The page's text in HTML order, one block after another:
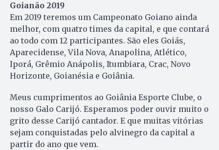
Goianão 2019
Em 2019 teremos um Campeonato Goiano ainda
melhor, com quatro times da capital, e que contará
ao todo com 12 participantes. São eles Goiás,
Aparecidense, Vila Nova, Anapolina, Atlético,
Iporá, Grêmio Anápolis, Itumbiara, Crac, Novo
Horizonte, Goianésia e Goiânia.
Meus cumprimentos ao Goiânia Esporte Clube, o
nosso Galo Carijó. Esperamos poder ouvir muito o
grito desse Carijó cantador. E que muitas vitórias
sejam conquistadas pelo alvinegro da capital a
partir do ano que vem.